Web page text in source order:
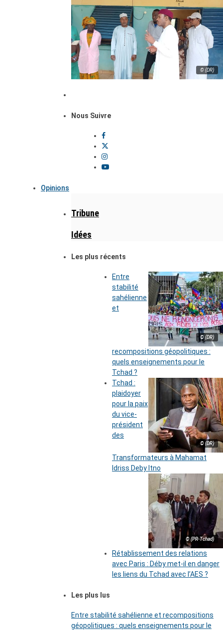
© (DR)
Nous Suivre
Opinions
Tribune
Idées
Les plus récents
© (DR)
Entre
stabilité
sahélienne
et
recompositions géopolitiques :
quels enseignements pour le
Tchad ?
© (DR)
Tchad :
plaidoyer
pour la paix
du vice-
président
des
Transformateurs à Mahamat
Idriss Deby Itno
© (PR-Tchad)
Rétablissement des relations
avec Paris : Déby met-il en danger
les liens du Tchad avec l’AES ?
Les plus lus
Entre stabilité sahélienne et recompositions
géopolitiques : quels enseignements pour le